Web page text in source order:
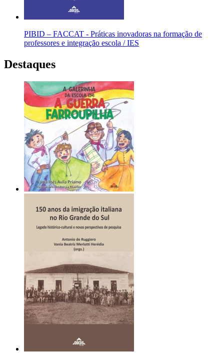
PIBID – FACCAT - Práticas inovadoras na formação de
professores e integração escola / IES
Destaques